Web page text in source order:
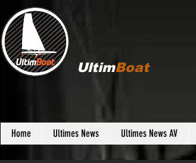
UltimBoat
Home Ultimes News Ultimes News AV